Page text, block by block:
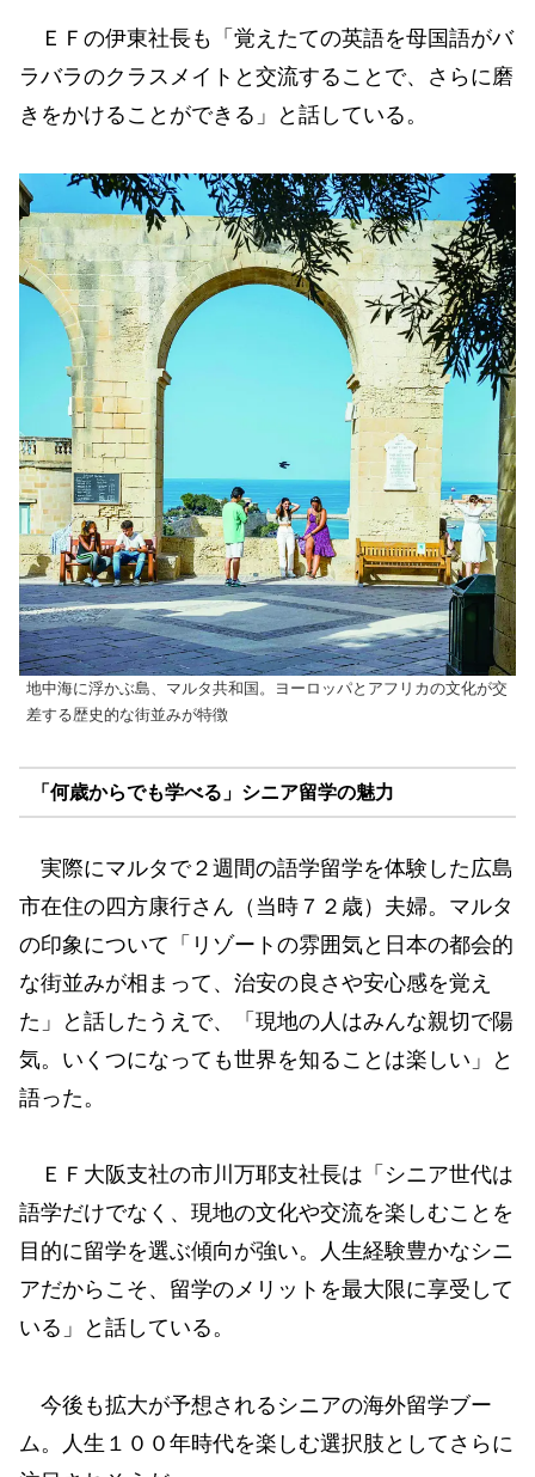
ＥＦの伊東社長も「覚えたての英語を母国語がバ
ラバラのクラスメイトと交流することで、さらに磨
きをかけることができる」と話している。
地中海に浮かぶ島、マルタ共和国。ヨーロッパとアフリカの文化が交
差する歴史的な街並みが特徴
「何歳からでも学べる」シニア留学の魅力
実際にマルタで２週間の語学留学を体験した広島
市在住の四方康行さん（当時７２歳）夫婦。マルタ
の印象について「リゾートの雰囲気と日本の都会的
な街並みが相まって、治安の良さや安心感を覚え
た」と話したうえで、「現地の人はみんな親切で陽
気。いくつになっても世界を知ることは楽しい」と
語った。
ＥＦ大阪支社の市川万耶支社長は「シニア世代は
語学だけでなく、現地の文化や交流を楽しむことを
目的に留学を選ぶ傾向が強い。人生経験豊かなシニ
アだからこそ、留学のメリットを最大限に享受して
いる」と話している。
今後も拡大が予想されるシニアの海外留学ブー
ム。人生１００年時代を楽しむ選択肢としてさらに